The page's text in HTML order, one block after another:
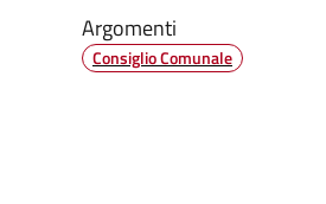
Argomenti
Consiglio Comunale